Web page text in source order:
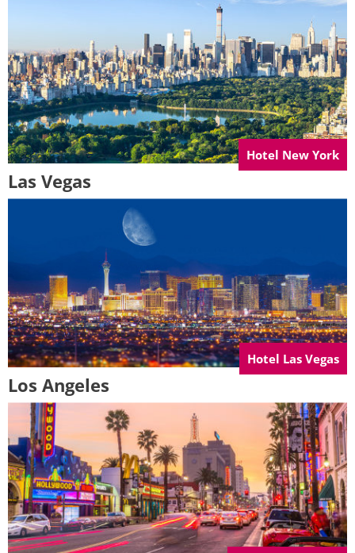
Hotel New York
Las Vegas
Hotel Las Vegas
Los Angeles